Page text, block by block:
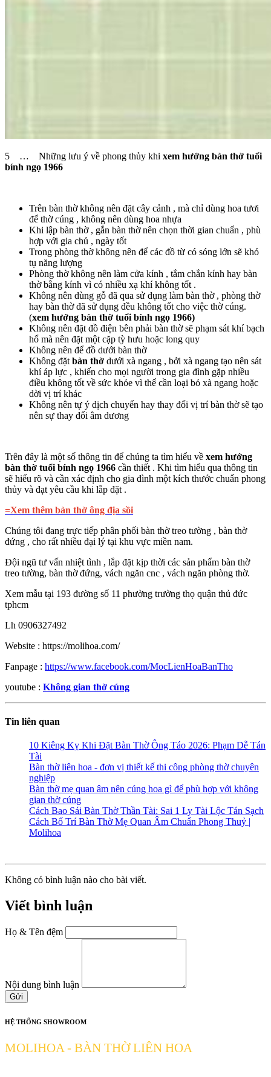
5 … Những lưu ý về phong thủy khi xem hướng bàn thờ tuổi
bính ngọ 1966
Trên bàn thờ không nên đặt cây cảnh , mà chỉ dùng hoa tươi
để thờ cúng , không nên dùng hoa nhựa
Khi lập bàn thờ , gắn bàn thờ nên chọn thời gian chuẩn , phù
hợp với gia chủ , ngày tốt
Trong phòng thờ không nên để các đồ từ có sóng lớn sẽ khó
tụ năng lượng
Phòng thờ không nên làm cửa kính , tắm chắn kính hay bàn
thờ bằng kính vì có nhiều xạ khí không tốt .
Không nên dùng gỗ đã qua sử dụng làm bàn thờ , phòng thờ
hay bàn thờ đã sử dụng đều không tốt cho việc thờ cúng.
(xem hướng bàn thờ tuổi bính ngọ 1966)
Không nên đặt đồ điện bên phải bàn thờ sẽ phạm sát khí bạch
hổ mà nên đặt một cặp tỳ hưu hoặc long quy
Không nên để đồ dưới bàn thờ
Không đặt bàn thờ dưới xà ngang , bởi xà ngang tạo nên sát
khí áp lực , khiến cho mọi người trong gia đình gặp nhiều
điều không tốt về sức khỏe vì thể cần loại bỏ xà ngang hoặc
dời vị trí khác
Không nên tự ý dịch chuyển hay thay đổi vị trí bàn thờ sẽ tạo
nên sự thay đổi âm dương
Trên đây là một số thông tin để chúng ta tìm hiểu về xem hướng
bàn thờ tuổi bính ngọ 1966 cần thiết . Khi tìm hiểu qua thông tin
sẽ hiểu rõ và cần xác định cho gia đình một kích thước chuẩn phong
thủy và đạt yêu cầu khi lắp đặt .
=Xem thêm bàn thờ ông địa sồi
Chúng tôi đang trực tiếp phân phối bàn thờ treo tường , bàn thờ
đứng , cho rất nhiều đại lý tại khu vực miền nam.
Đội ngũ tư vấn nhiệt tình , lắp đặt kịp thời các sản phẩm bàn thờ
treo tường, bàn thờ đứng, vách ngăn cnc , vách ngăn phòng thờ.
Xem mẫu tại 193 đường số 11 phường trường thọ quận thủ đức
tphcm
Lh 0906327492
Website : https://molihoa.com/
Fanpage : https://www.facebook.com/MocLienHoaBanTho
youtube : Không gian thờ cúng
Tin liên quan
10 Kiêng Kỵ Khi Đặt Bàn Thờ Ông Táo 2026: Phạm Dễ Tán
Tài
Bàn thờ liên hoa - đơn vị thiết kế thi công phòng thờ chuyên
nghiệp
Bàn thờ mẹ quan âm nên cúng hoa gì để phù hợp với không
gian thờ cúng
Cách Bao Sái Bàn Thờ Thần Tài: Sai 1 Ly Tài Lộc Tán Sạch
Cách Bố Trí Bàn Thờ Mẹ Quan Âm Chuẩn Phong Thuỷ |
Molihoa
Không có bình luận nào cho bài viết.
Viết bình luận
Họ & Tên đệm
Nội dung bình luận
Gửi
HỆ THỐNG SHOWROOM
MOLIHOA - BÀN THỜ LIÊN HOA